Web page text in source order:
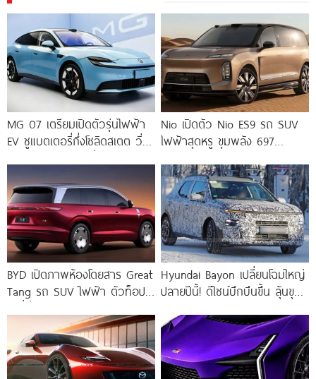
MG 07 เตรียมเปิดตัวรุ่นไฟฟ้า
EV ชูแบตเตอรี่กึ่งโซลิดสเตต วิ่ง
740,000.-
Nio เปิดตัว Nio ES9 รถ SUV
ไฟฟ้าสุดหรู ขุมพลัง 697
BYD เปิดภาพห้องโดยสาร Great
Tang รถ SUV ไฟฟ้า ตัวท็อป
Hyundai Bayon เปลี่ยนโฉมใหญ่
ปลายปีนี้! ดีไซน์บึกบึนขึ้น ลุ้นขุม